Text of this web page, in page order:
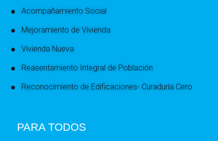
Acompañamiento Social
Mejoramiento de Vivienda
Vivienda Nueva
Reasentamiento Integral de Población
Reconocimiento de Edificaciones- Curaduría Cero
PARA TODOS